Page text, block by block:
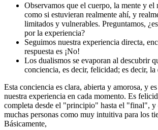
Observamos que el cuerpo, la mente y el
como si estuvieran realmente ahí, y
limitados y vulnerables. Preguntamos,
por la experiencia?
Seguimos nuestra experiencia directa,
respuesta es ¡No!
Los dualismos se evaporan al descubrir
conciencia, es decir, felicidad; es decir,
Esta conciencia es clara, abierta y amorosa, y
nuestra experiencia en cada momento. Es
completa desde el "principio" hasta el "final", y
muchas personas como muy intuitiva para los
Básicamente,